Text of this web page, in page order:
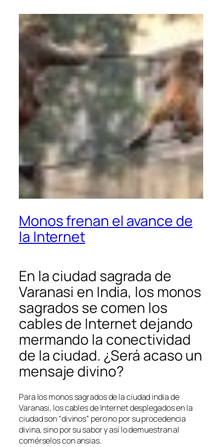
Monos frenan el avance de
la Internet
En la ciudad sagrada de
Varanasi en India, los monos
sagrados se comen los
cables de Internet dejando
mermando la conectividad
de la ciudad. ¿Será acaso un
mensaje divino?
Para los monos sagrados de la ciudad india de
Varanasi, los cables de Internet desplegados en la
ciudad son “divinos” pero no por su procedencia
divina, sino por su sabor y así lo demuestran al
comérselos con ansias.